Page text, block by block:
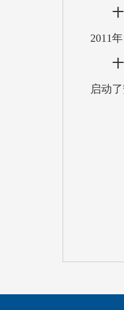
2011
启动